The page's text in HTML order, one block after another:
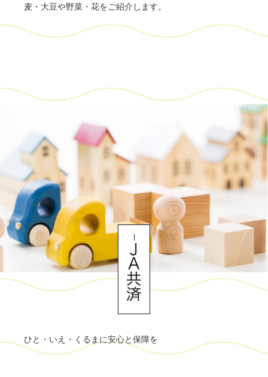
麦・大豆や野菜・花をご紹介します。
ひと・いえ・くるまに安心と保障を